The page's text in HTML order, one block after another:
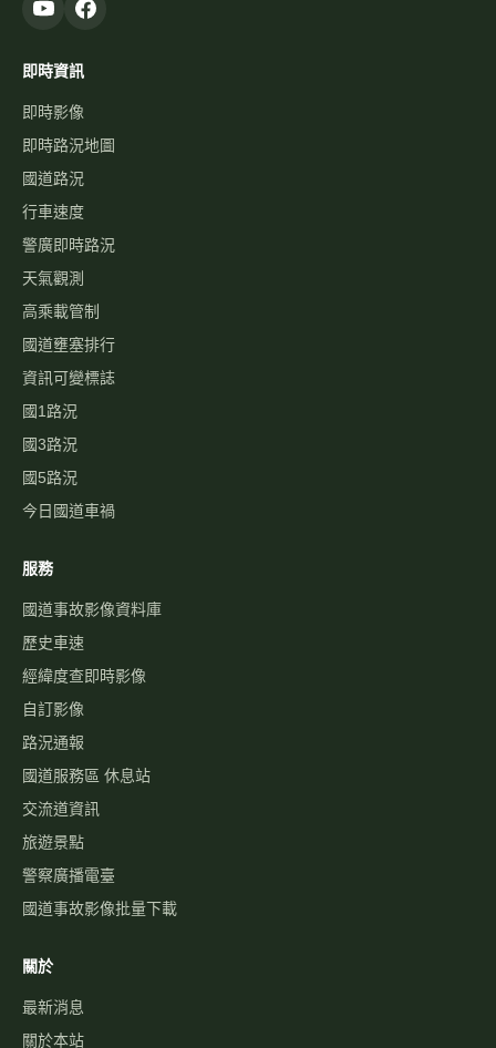
即時資訊
即時影像
即時路況地圖
國道路況
行車速度
警廣即時路況
天氣觀測
高乘載管制
國道壅塞排行
資訊可變標誌
國1路況
國3路況
國5路況
今日國道車禍
服務
國道事故影像資料庫
歷史車速
經緯度查即時影像
自訂影像
路況通報
國道服務區 休息站
交流道資訊
旅遊景點
警察廣播電臺
國道事故影像批量下載
關於
最新消息
關於本站